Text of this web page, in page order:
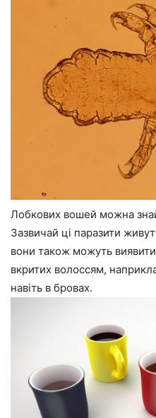
Лобкових вошей можна
Зазвичай ці паразити
вони також можуть
вкритих волоссям,
навіть в бровах.